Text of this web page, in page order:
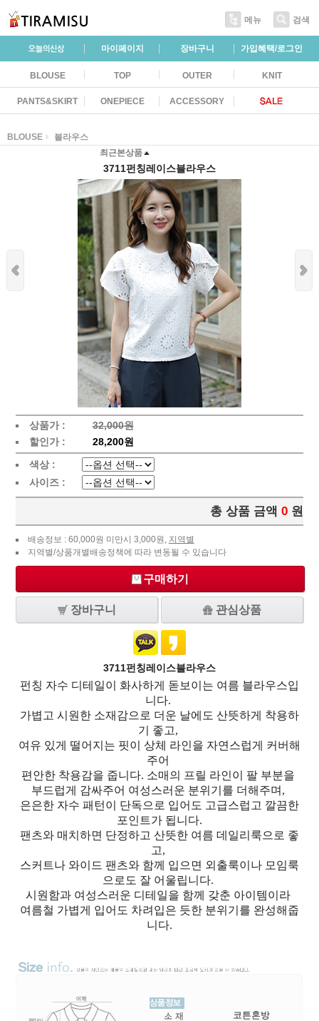
메뉴 검색
마이페이지 장바구니 가입혜택/로그인
BLOUSE TOP OUTER KNIT
PANTS&SKIRT ONEPIECE ACCESSORY
BLOUSE
블라우스
최근본상품
3711펀칭레이스블라우스
상품가 :
32,000원
할인가 :
28,200원
색상 :
사이즈 :
총 상품 금액 0 원
배송정보 : 60,000원 미만시 3,000원, 지역별
지역별/상품개별배송정책에 따라 변동될 수 있습니다
구매하기
장바구니 관심상품
3711펀칭레이스블라우스
펀칭 자수 디테일이 화사하게 돋보이는 여름 블라우스입
니다.
가볍고 시원한 소재감으로 더운 날에도 산뜻하게 착용하
기 좋고,
여유 있게 떨어지는 핏이 상체 라인을 자연스럽게 커버해
주어
편안한 착용감을 줍니다. 소매의 프릴 라인이 팔 부분을
부드럽게 감싸주어 여성스러운 분위기를 더해주며,
은은한 자수 패턴이 단독으로 입어도 고급스럽고 깔끔한
포인트가 됩니다.
팬츠와 매치하면 단정하고 산뜻한 여름 데일리룩으로 좋
고,
스커트나 와이드 팬츠와 함께 입으면 외출룩이나 모임룩
으로도 잘 어울립니다.
시원함과 여성스러운 디테일을 함께 갖춘 아이템이라
여름철 가볍게 입어도 차려입은 듯한 분위기를 완성해줍
니다.
코튼혼방